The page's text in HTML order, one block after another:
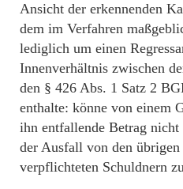
Ansicht der erkennenden
dem im Verfahren
lediglich um einen
Innenverhältnis zwischen
den § 426 Abs. 1 Satz 2
enthalte: könne von einem
ihn entfallende Betrag
der Ausfall von den
verpflichteten Schuldnern